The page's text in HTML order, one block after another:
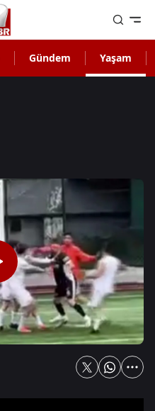
Gündem Yaşam